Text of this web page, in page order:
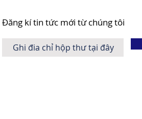
Đăng kí tin tức mới từ chúng tôi